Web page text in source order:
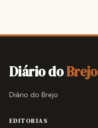
Diário doBrejo
Diário do Brejo
EDITORIAS